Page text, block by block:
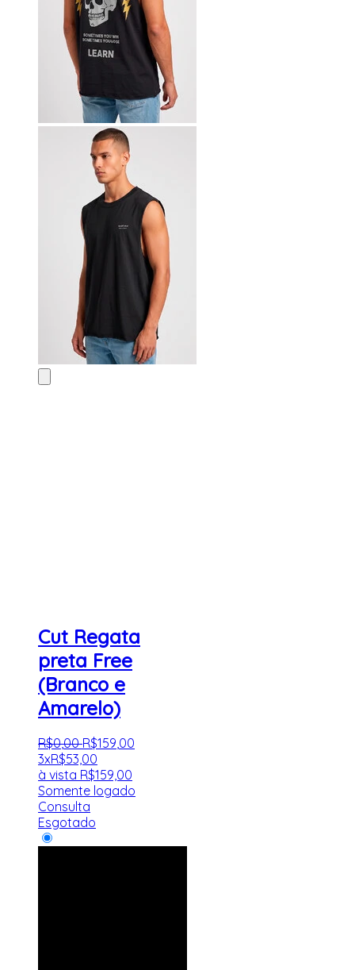
Cut Regata
preta Free
(Branco e
Amarelo)
R$0,00 R$159,00
3xR$53,00
à vista R$159,00
Somente logado
Consulta
Esgotado